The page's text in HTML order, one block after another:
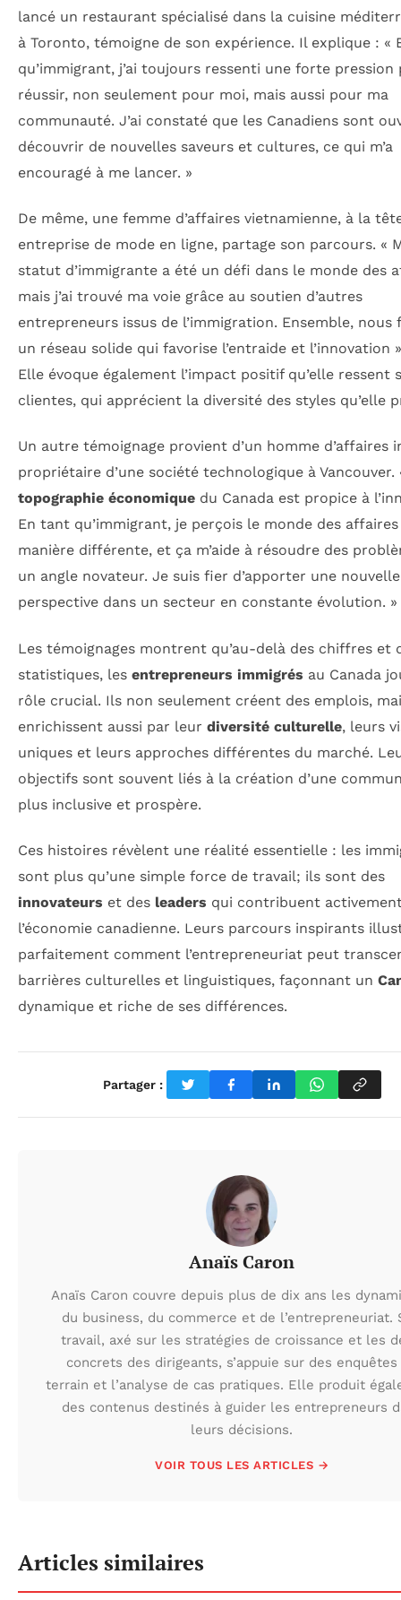
lancé un restaurant spécialisé dans la cuisine
à Toronto, témoigne de son expérience. Il explique : «
qu’immigrant, j’ai toujours ressenti une forte pression
réussir, non seulement pour moi, mais aussi pour ma
communauté. J’ai constaté que les Canadiens sont
découvrir de nouvelles saveurs et cultures, ce qui m’a
encouragé à me lancer. »
De même, une femme d’affaires vietnamienne, à la
entreprise de mode en ligne, partage son parcours. «
statut d’immigrante a été un défi dans le monde des
mais j’ai trouvé ma voie grâce au soutien d’autres
entrepreneurs issus de l’immigration. Ensemble, nous
un réseau solide qui favorise l’entraide et l’innovation
Elle évoque également l’impact positif qu’elle ressent
clientes, qui apprécient la diversité des styles qu’elle
Un autre témoignage provient d’un homme d’affaires
propriétaire d’une société technologique à Vancouver.
topographie économique du Canada est propice à
En tant qu’immigrant, je perçois le monde des affaires
manière différente, et ça m’aide à résoudre des
un angle novateur. Je suis fier d’apporter une nouvelle
perspective dans un secteur en constante évolution. »
Les témoignages montrent qu’au-delà des chiffres et
statistiques, les entrepreneurs immigrés au Canada
rôle crucial. Ils non seulement créent des emplois,
enrichissent aussi par leur diversité culturelle, leurs
uniques et leurs approches différentes du marché.
objectifs sont souvent liés à la création d’une
plus inclusive et prospère.
Ces histoires révèlent une réalité essentielle : les
sont plus qu’une simple force de travail; ils sont des
innovateurs et des leaders qui contribuent
l’économie canadienne. Leurs parcours inspirants
parfaitement comment l’entrepreneuriat peut
barrières culturelles et linguistiques, façonnant un
dynamique et riche de ses différences.
Partager :
Anaïs Caron
Anaïs Caron couvre depuis plus de dix ans les
du business, du commerce et de l’entrepreneuriat.
travail, axé sur les stratégies de croissance et les
concrets des dirigeants, s’appuie sur des enquêtes
terrain et l’analyse de cas pratiques. Elle produit
des contenus destinés à guider les entrepreneurs
leurs décisions.
VOIR TOUS LES ARTICLES →
Articles similaires